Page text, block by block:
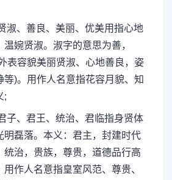
淑、善良、美丽、优美用指心地
婉贤淑。淑字的意思为善，
表容貌美丽贤淑、心地善良，姿
等)。用作人名意指花容月貌、知
;
子、君王、统治、君临指身贤体
明磊落。本义：君主，封建时代
统治，贵族，尊贵，道德品行高
作人名意指皇室风范、尊贵、